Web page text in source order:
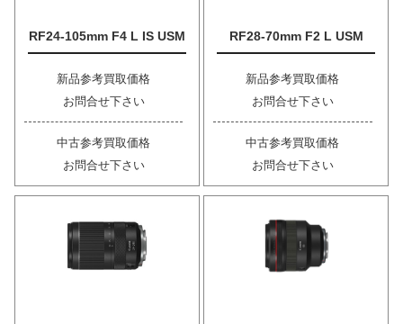
RF24-105mm F4 L IS USM
新品参考買取価格
お問合せ下さい
中古参考買取価格
お問合せ下さい
RF28-70mm F2 L USM
新品参考買取価格
お問合せ下さい
中古参考買取価格
お問合せ下さい